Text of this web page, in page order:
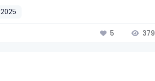
2025
5 379